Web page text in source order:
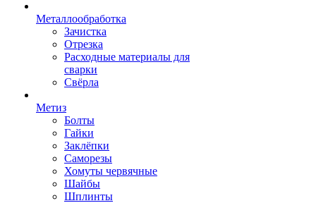
Металлообработка
Зачистка
Отрезка
Расходные материалы для
сварки
Свёрла
Метиз
Болты
Гайки
Заклёпки
Саморезы
Хомуты червячные
Шайбы
Шплинты